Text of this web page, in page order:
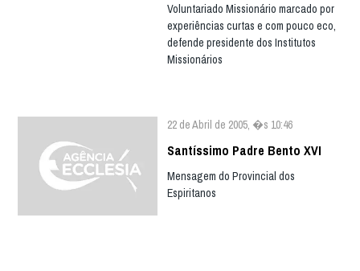
Voluntariado Missionário marcado por
experiências curtas e com pouco eco,
defende presidente dos Institutos
Missionários
22 de Abril de 2005, �s 10:46
Santíssimo Padre Bento XVI
Mensagem do Provincial dos
Espiritanos